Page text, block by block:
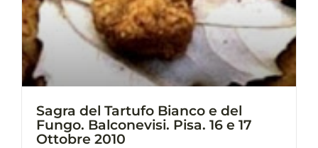
Sagra del Tartufo Bianco e del
Fungo. Balconevisi. Pisa. 16 e 17
Ottobre 2010